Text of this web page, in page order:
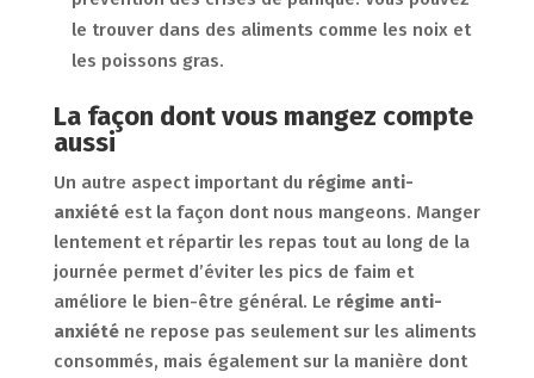
le trouver dans des aliments comme les noix et
les poissons gras.
La façon dont vous mangez compte
aussi
Un autre aspect important du régime anti-
anxiétéest la façon dont nous mangeons. Manger
lentement et répartir les repas tout au long de la
journée permet d’éviter les pics de faim et
améliore le bien-être général. Le régime anti-
anxiéténe repose pas seulement sur les aliments
consommés, mais également sur la manière dont